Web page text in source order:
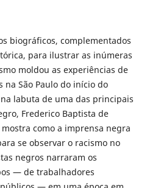
biográficos, complementados
para ilustrar as inúmeras
moldou as experiências de
São Paulo do início do
labuta de uma das principais
Frederico Baptista de
como a imprensa negra
se observar o racismo no
negros narraram os
— de trabalhadores